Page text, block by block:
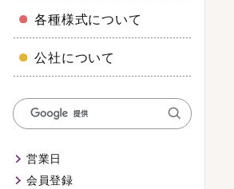
各種様式について
公社について
営業日
会員登録